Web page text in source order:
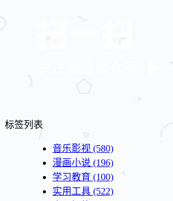
标签列表
音乐影视 (580)
漫画小说 (196)
学习教育 (100)
实用工具 (522)